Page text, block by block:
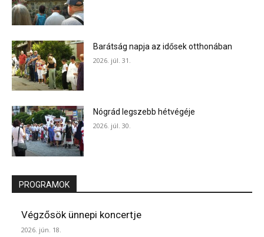
Barátság napja az idősek otthonában
2026. júl. 31.
Nógrád legszebb hétvégéje
2026. júl. 30.
PROGRAMOK
Végzősök ünnepi koncertje
2026. jún. 18.